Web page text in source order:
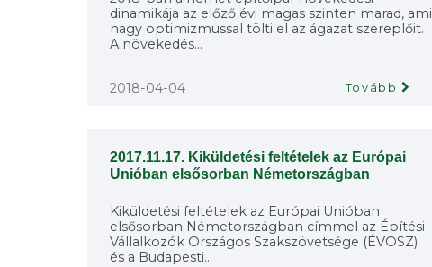
dinamikája az előző évi magas szinten marad, ami
nagy optimizmussal tölti el az ágazat szereplőit.
A növekedés...
2018-04-04 Tovább
2017.11.17. Kiküldetési feltételek az Európai
Unióban elsősorban Németországban
Kiküldetési feltételek az Európai Unióban
elsősorban Németországban címmel az Építési
Vállalkozók Országos Szakszövetsége (ÉVOSZ)
és a Budapesti...